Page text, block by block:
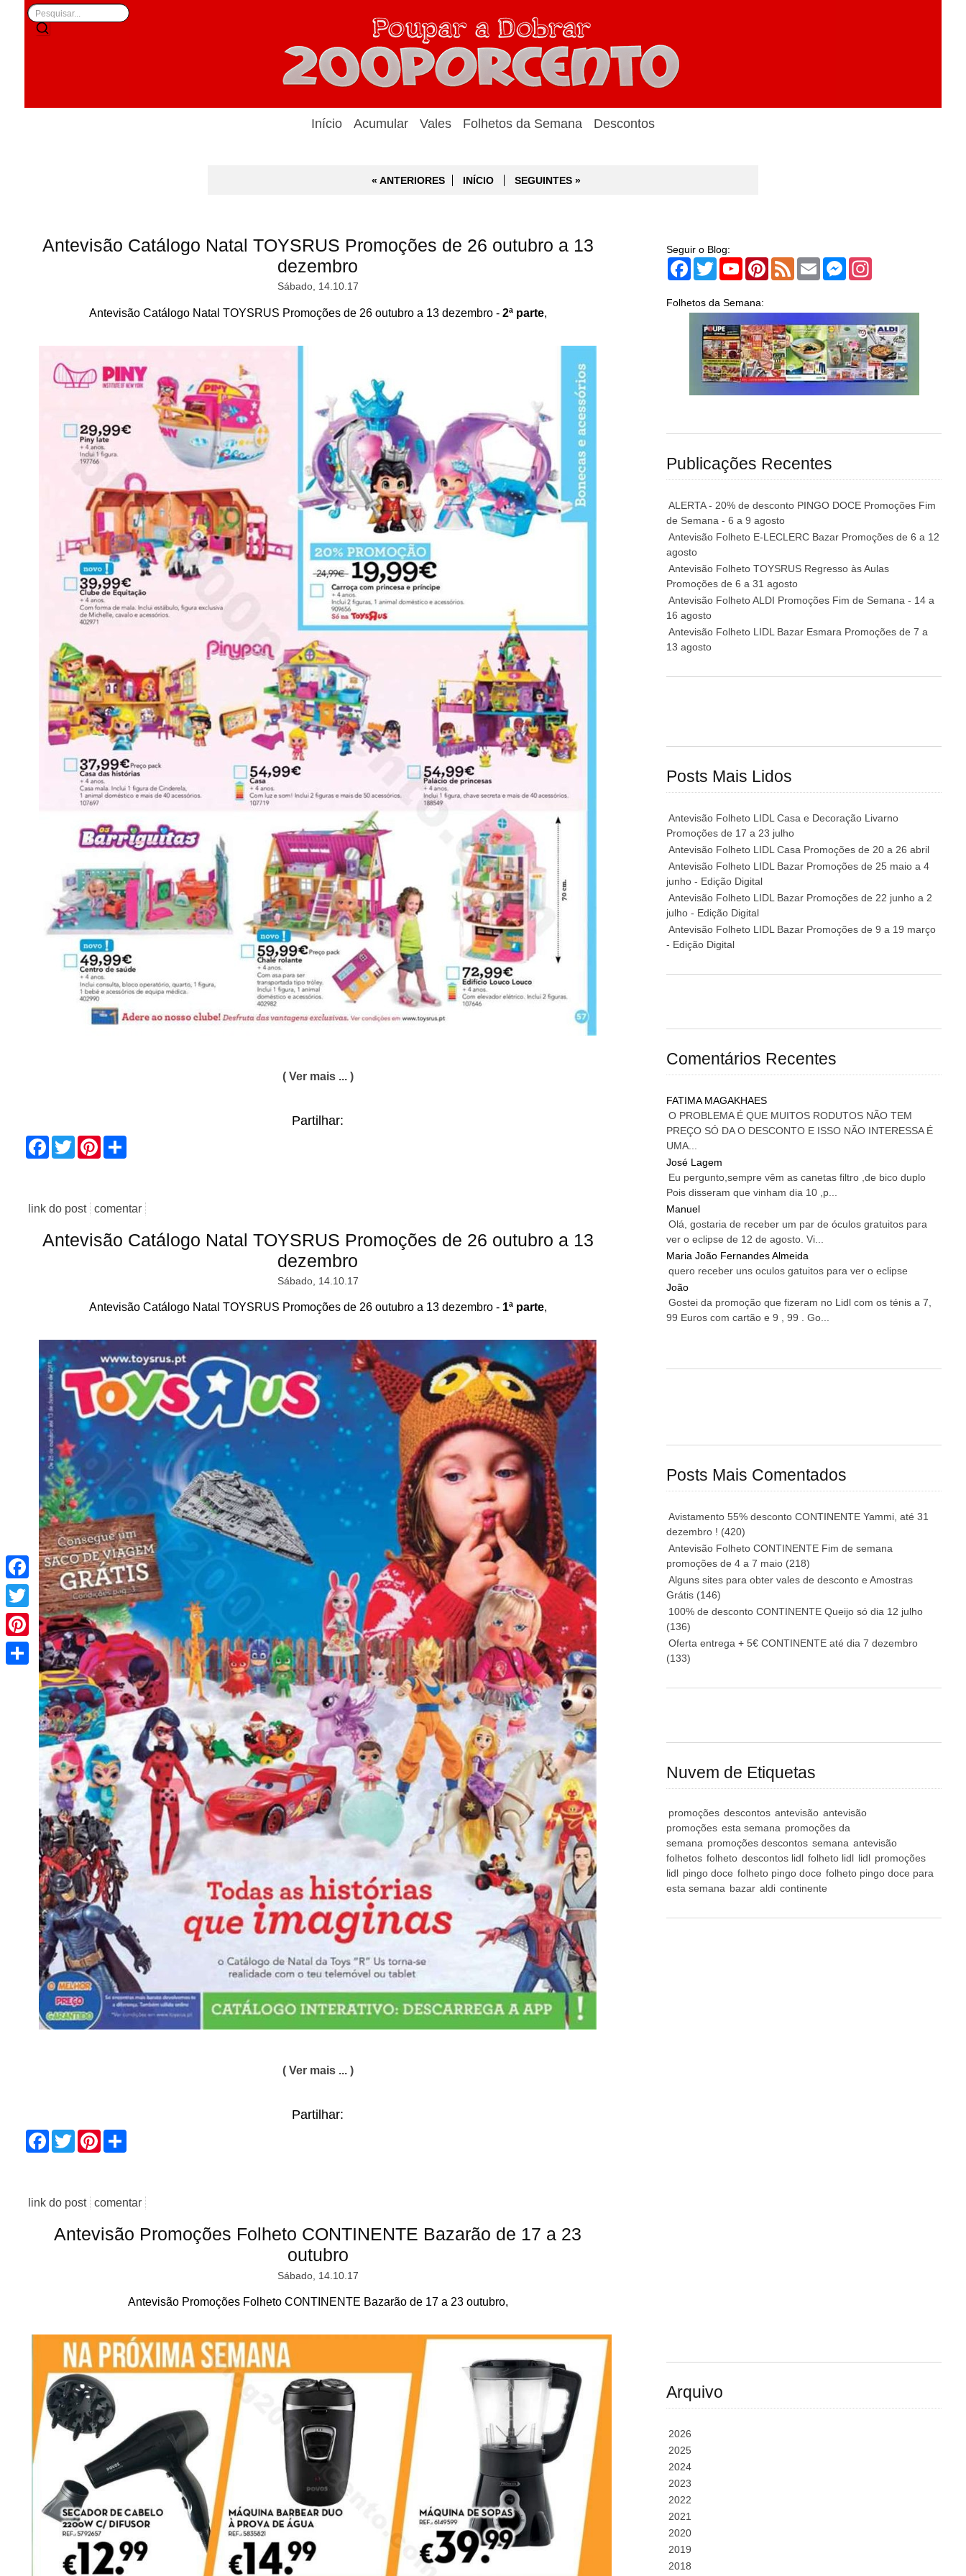
Início Acumular Vales Folhetos da Semana Descontos
« ANTERIORES INÍCIO SEGUINTES »
Antevisão Catálogo Natal TOYSRUS Promoções de 26 outubro a 13
dezembro
Sábado, 14.10.17
Antevisão Catálogo Natal TOYSRUS Promoções de 26 outubro a 13 dezembro - 2ª parte,
( Ver mais ... )
Partilhar:
Facebook
TwitterPinterest
Share
link do post comentar
Antevisão Catálogo Natal TOYSRUS Promoções de 26 outubro a 13
dezembro
Sábado, 14.10.17
Antevisão Catálogo Natal TOYSRUS Promoções de 26 outubro a 13 dezembro - 1ª parte,
( Ver mais ... )
Partilhar:
Facebook
TwitterPinterest
Share
link do post comentar
Antevisão Promoções Folheto CONTINENTE Bazarão de 17 a 23
outubro
Sábado, 14.10.17
Antevisão Promoções Folheto CONTINENTE Bazarão de 17 a 23 outubro,
Seguir o Blog:
Facebook
TwitterYouTubePinterest
Feed Email Messenger
Folhetos da Semana:
Publicações Recentes
ALERTA - 20% de desconto PINGO DOCE Promoções Fim
de Semana - 6 a 9 agosto
Antevisão Folheto E-LECLERC Bazar Promoções de 6 a 12
agosto
Antevisão Folheto TOYSRUS Regresso às Aulas
Promoções de 6 a 31 agosto
Antevisão Folheto ALDI Promoções Fim de Semana - 14 a
16 agosto
Antevisão Folheto LIDL Bazar Esmara Promoções de 7 a
13 agosto
Posts Mais Lidos
Antevisão Folheto LIDL Casa e Decoração Livarno
Promoções de 17 a 23 julho
Antevisão Folheto LIDL Casa Promoções de 20 a 26 abril
Antevisão Folheto LIDL Bazar Promoções de 25 maio a 4
junho - Edição Digital
Antevisão Folheto LIDL Bazar Promoções de 22 junho a 2
julho - Edição Digital
Antevisão Folheto LIDL Bazar Promoções de 9 a 19 março
- Edição Digital
Comentários Recentes
FATIMA MAGAKHAES
O PROBLEMA É QUE MUITOS RODUTOS NÃO TEM
PREÇO SÓ DA O DESCONTO E ISSO NÃO INTERESSA É
UMA...
José Lagem
Eu pergunto,sempre vêm as canetas filtro ,de bico duplo
Pois disseram que vinham dia 10 ,p...
Manuel
Olá, gostaria de receber um par de óculos gratuitos para
ver o eclipse de 12 de agosto. Vi...
Maria João Fernandes Almeida
quero receber uns oculos gatuitos para ver o eclipse
João
Gostei da promoção que fizeram no Lidl com os ténis a 7,
99 Euros com cartão e 9 , 99 . Go...
Posts Mais Comentados
Avistamento 55% desconto CONTINENTE Yammi, até 31
dezembro ! (420)
Antevisão Folheto CONTINENTE Fim de semana
promoções de 4 a 7 maio (218)
Alguns sites para obter vales de desconto e Amostras
Grátis (146)
100% de desconto CONTINENTE Queijo só dia 12 julho
(136)
Oferta entrega + 5€ CONTINENTE até dia 7 dezembro
(133)
Nuvem de Etiquetas
promoções descontos antevisão antevisão
promoções esta semana promoções da
semana promoções descontos semana antevisão
folhetos folheto descontos lidl folheto lidl lidl promoções
lidl pingo doce folheto pingo doce folheto pingo doce para
esta semana bazar aldi continente
Arquivo
2026
2025
2024
2023
2022
2021
2020
2019
2018
Facebook
Twitter
Pinterest
Share